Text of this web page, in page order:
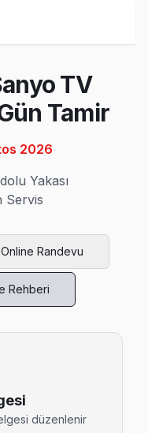
Mahalle Sanyo TV
Servis
TV servisinde şeffaf
için ön
→
TV
Tamir
2026
Yakası
Servis
Online Randevu
Rehberi
düzenlenir